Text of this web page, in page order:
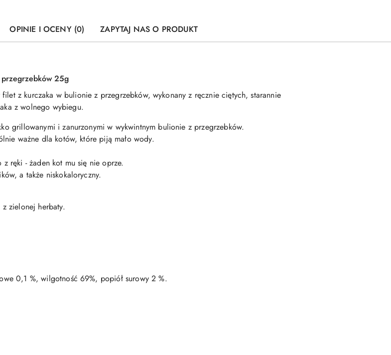
OPINIE I OCENY (0) ZAPYTAJ NAS O PRODUKT
25g
z kurczaka w bulionie z przegrzebków, wykonany z ręcznie ciętych, starannie
z wolnego wybiegu.
grillowanymi i zanurzonymi w wykwintnym bulionie z przegrzebków.
ważne dla kotów, które piją mało wody.
z ręki - żaden kot mu się nie oprze.
a także niskokaloryczny.
zielonej herbaty.
0,1 %, wilgotność 69%, popiół surowy 2 %.